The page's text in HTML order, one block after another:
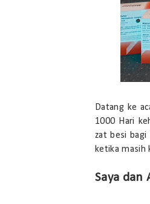
Datang ke
1000 Hari
zat besi bagi
ketika masih
Saya dan